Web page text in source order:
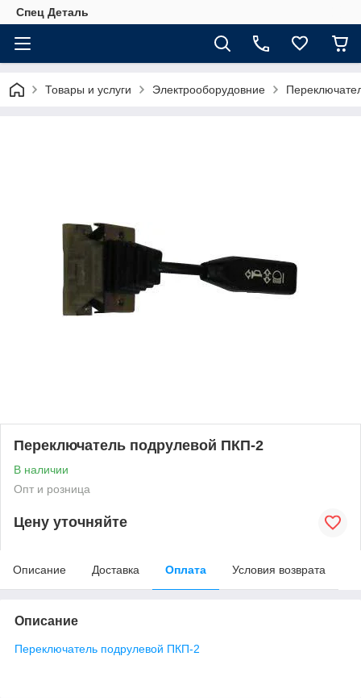
Спец Деталь
Товары и услуги Электрооборудовние
Переключатель подрулевой ПКП-2
В наличии
Опт и розница
Цену уточняйте
Описание Доставка Оплата Условия возврата
Описание
Переключатель подрулевой ПКП-2